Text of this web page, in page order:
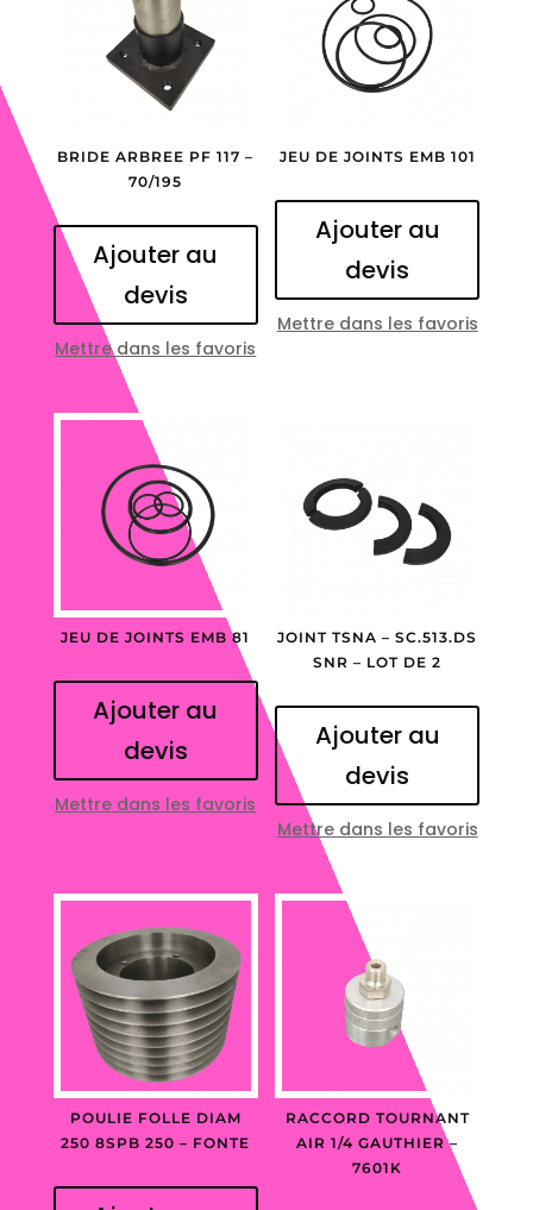
BRIDE ARBREE PF 117 –
70/195
Ajouter au
devis
Mettre dans les favoris
JEU DE JOINTS EMB 101
Ajouter au
devis
Mettre dans les favoris
JEU DE JOINTS EMB 81
Ajouter au
devis
Mettre dans les favoris
JOINT TSNA – SC.513.DS
SNR – LOT DE 2
Ajouter au
devis
Mettre dans les favoris
POULIE FOLLE DIAM
250 8SPB 250 – FONTE
RACCORD TOURNANT
AIR 1/4 GAUTHIER –
7601K